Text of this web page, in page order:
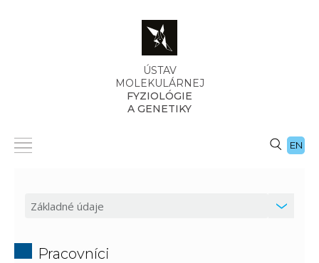
ÚSTAV
MOLEKULÁRNEJ
FYZIOLÓGIE
A GENETIKY
EN
Pracovníci